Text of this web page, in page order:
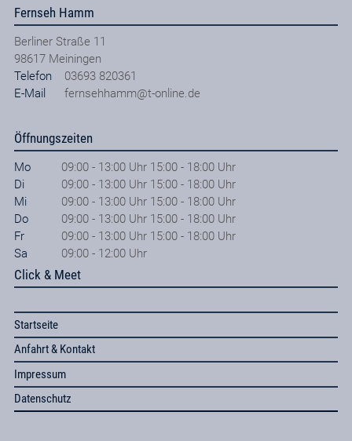
Fernseh Hamm
Berliner Straße 11
98617 Meiningen
Telefon
03693 820361
E-Mail
fernsehhamm@t-online.de
Öffnungszeiten
Mo
09:00 - 13:00 Uhr 15:00 - 18:00 Uhr
Di
09:00 - 13:00 Uhr 15:00 - 18:00 Uhr
Mi
09:00 - 13:00 Uhr 15:00 - 18:00 Uhr
Do
09:00 - 13:00 Uhr 15:00 - 18:00 Uhr
Fr
09:00 - 13:00 Uhr 15:00 - 18:00 Uhr
Sa
09:00 - 12:00 Uhr
Click & Meet
Startseite
Anfahrt & Kontakt
Impressum
Datenschutz